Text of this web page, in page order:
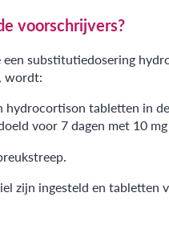
voorschrijvers?
substitutiedosering
wordt:
tabletten in
voor 7 dagen met 10
zijn ingesteld en